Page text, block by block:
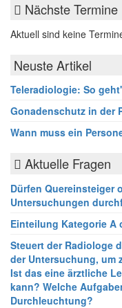
Nächste Termine
Aktuell sind keine
Neuste Artikel
Teleradiologie: So
Gonadenschutz in der
Wann muss ein
Aktuelle Fragen
Dürfen Quereinsteiger
Untersuchungen
Einteilung Kategorie A
Steuert der Radiologe
der Untersuchung, um
Ist das eine ärztliche
kann? Welche
Durchleuchtung?